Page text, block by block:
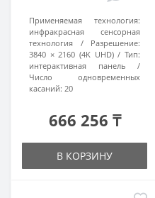
Применяемая технология:
инфракрасная сенсорная
технология
Разрешение:
3840 × 2160 (4K UHD)
Тип:
интерактивная панель
Число одновременных
касаний: 20
666 256 ₸
В КОРЗИНУ